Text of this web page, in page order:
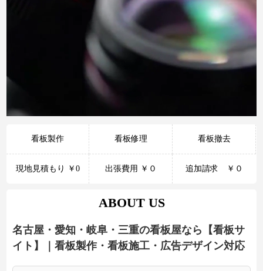
看板製作 看板修理 看板撤去
現地見積もり ￥0 出張費用 ￥０ 追加請求 ￥０
ABOUT US
名古屋・愛知・岐阜・三重の看板屋なら【看板サ
イト】｜看板製作・看板施工・広告デザイン対応